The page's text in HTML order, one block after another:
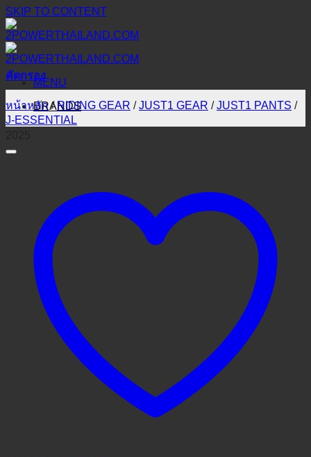
SKIP TO CONTENT
MENU
BRANDS
คัดกรอง
หน้าหลัก / RIDING GEAR / JUST1 GEAR / JUST1 PANTS /
J-ESSENTIAL